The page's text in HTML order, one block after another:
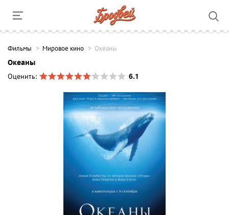
Фильмы Мировое кино Океаны
Океаны
Оценить:
6.1